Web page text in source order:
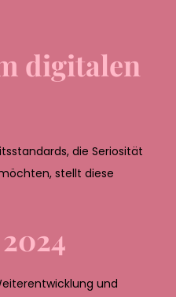
digitalen
die Seriosität
stellt diese
und